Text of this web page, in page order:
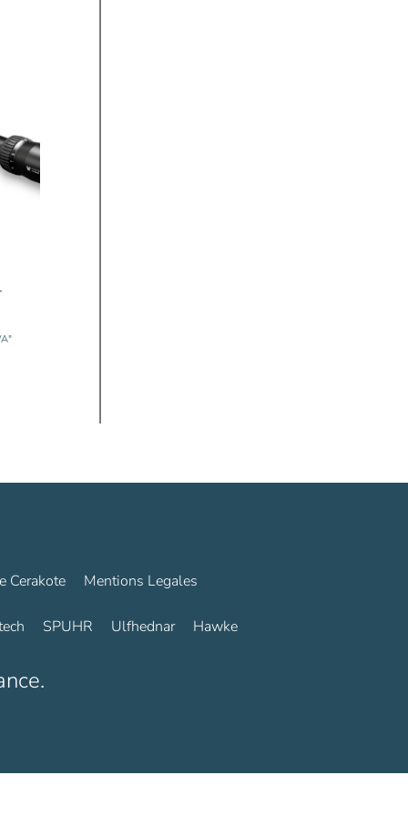
Cerakote Mentions Legales
SPUHR Ulfhednar Hawke